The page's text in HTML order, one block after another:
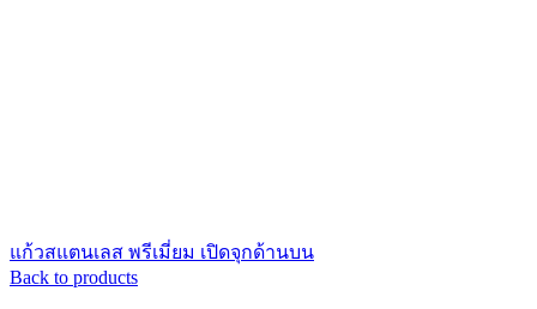
แก้วสแตนเลส พรีเมี่ยม เปิดจุกด้านบน
Back to products